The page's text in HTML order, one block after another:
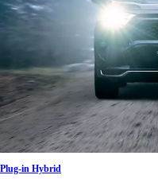
Plug-in Hybrid